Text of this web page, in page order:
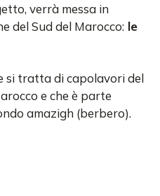
verrà messa in
del Sud del Marocco: le
si tratta di capolavori del
e che è parte
amazigh (berbero).